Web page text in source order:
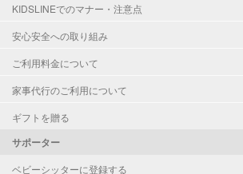
病児対応
障がい児対応
KIDSLINEでのマナー・注意点
安心安全への取り組み
ご利用料金について
家事代行のご利用について
ギフトを贈る
サポーター
ベビーシッターに登録する